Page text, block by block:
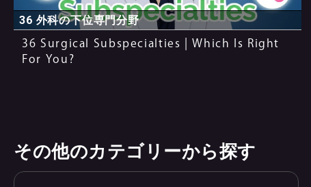
36 外科の下位専門分野
36 Surgical Subspecialties | Which Is Right
For You?
その他のカテゴリーから探す